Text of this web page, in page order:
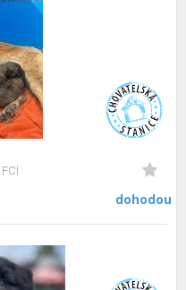
dohodou